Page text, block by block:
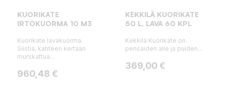
KUORIKATE
IRTOKUORMA 10 M3
Kuorikate lavakuorma.
Siistiä, kahteen kertaan
murskattua...
Hinta
960,48 €
KEKKILÄ KUORIKATE
50 L, LAVA 60 KPL
Kekkilä Kuorikate on
pensaiden alle ja puiden...
Hinta
369,00 €